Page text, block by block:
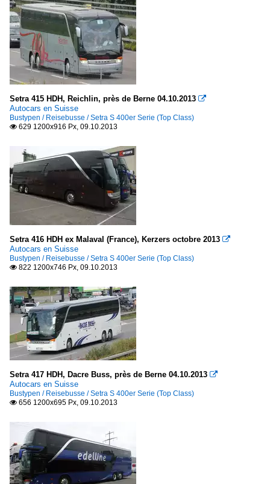
Setra 415 HDH, Reichlin, près de Berne 04.10.2013 
Autocars en Suisse
Bustypen / Reisebusse / Setra S 400er Serie (Top Class)
 629 1200x916 Px, 09.10.2013
Setra 416 HDH ex Malaval (France), Kerzers octobre 2013 
Autocars en Suisse
Bustypen / Reisebusse / Setra S 400er Serie (Top Class)
 822 1200x746 Px, 09.10.2013
Setra 417 HDH, Dacre Buss, près de Berne 04.10.2013 
Autocars en Suisse
Bustypen / Reisebusse / Setra S 400er Serie (Top Class)
 656 1200x695 Px, 09.10.2013